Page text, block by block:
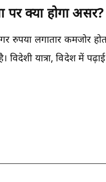
पर क्या होगा असर?
रुपया लगातार कमजोर
विदेशी यात्रा, विदेश में